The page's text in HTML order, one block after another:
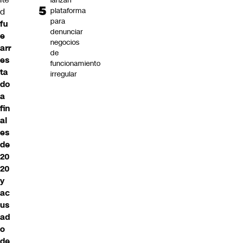
d
fu
e
arr
es
ta
do
a
fin
al
es
de
20
20
y
ac
us
ad
o
plataforma
para
denunciar
negocios
de
funcionamiento
irregular